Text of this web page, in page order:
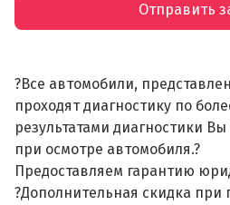
Отправить
?Все автомобили,
проходят диагностику по
результатами диагностики
при осмотре автомобиля.?
Предоставляем гарантию
?Дополнительная скидка при